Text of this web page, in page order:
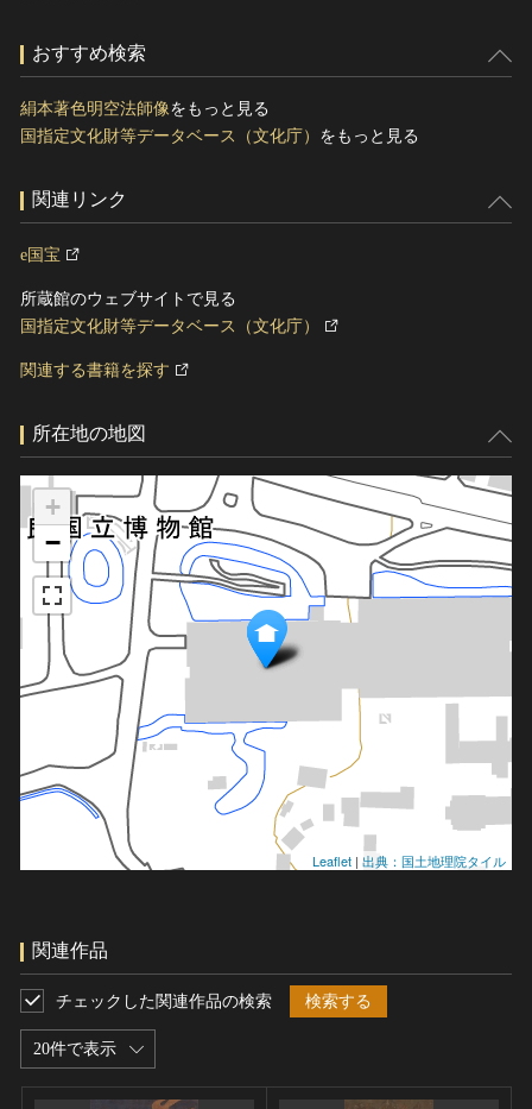
おすすめ検索
絹本著色明空法師像をもっと見る
国指定文化財等データベース（文化庁） をもっと見る
関連リンク
e国宝
所蔵館のウェブサイトで見る
国指定文化財等データベース（文化庁）
関連する書籍を探す
所在地の地図
+
−
Leaflet | 出典：国土地理院タイル
関連作品
20件で表示
チェックした関連作品の検索 検索する